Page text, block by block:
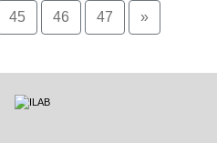
45 46 47 »